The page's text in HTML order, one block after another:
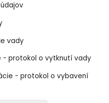
vady
- protokol o vytknutí vady
- protokol o vybavení